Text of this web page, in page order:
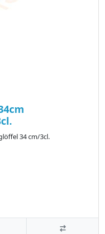
34 cm/3cl.